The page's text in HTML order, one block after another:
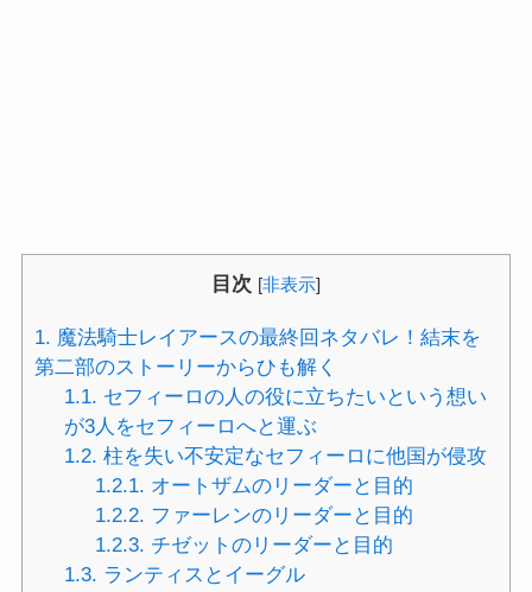
目次 [非表示]
1. 魔法騎士レイアースの最終回ネタバレ！結末を
第二部のストーリーからひも解く
1.1. セフィーロの人の役に立ちたいという想い
が3人をセフィーロへと運ぶ
1.2. 柱を失い不安定なセフィーロに他国が侵攻
1.2.1. オートザムのリーダーと目的
1.2.2. ファーレンのリーダーと目的
1.2.3. チゼットのリーダーと目的
1.3. ランティスとイーグル